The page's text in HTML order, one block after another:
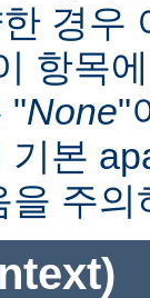
경우
항목
"None"
기본
을 주의